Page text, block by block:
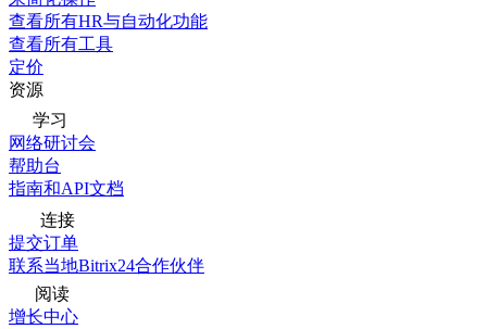
查看所有HR与自动化功能
查看所有工具
定价
资源
学习
网络研讨会
帮助台
指南和API文档
连接
提交订单
联系当地Bitrix24合作伙伴
阅读
增长中心